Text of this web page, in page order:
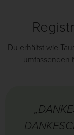
Du erhältst wie
umfassenden